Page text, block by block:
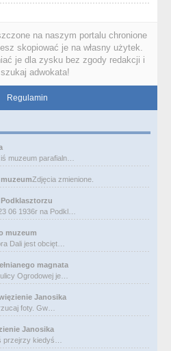
na naszym portalu chronione
skopiować je na własny użytek.
je dla zysku bez zgody redakcji i
adwokata!
Regulamin
muzeum parafialn…
Zdjęcia zmienione.
06 1936r na Podkl…
muzeum
Dali jest obcięt…
magnata
Ogrodowej je…
Janosika
foty. Gw…
Janosika
przejrzy kiedyś…